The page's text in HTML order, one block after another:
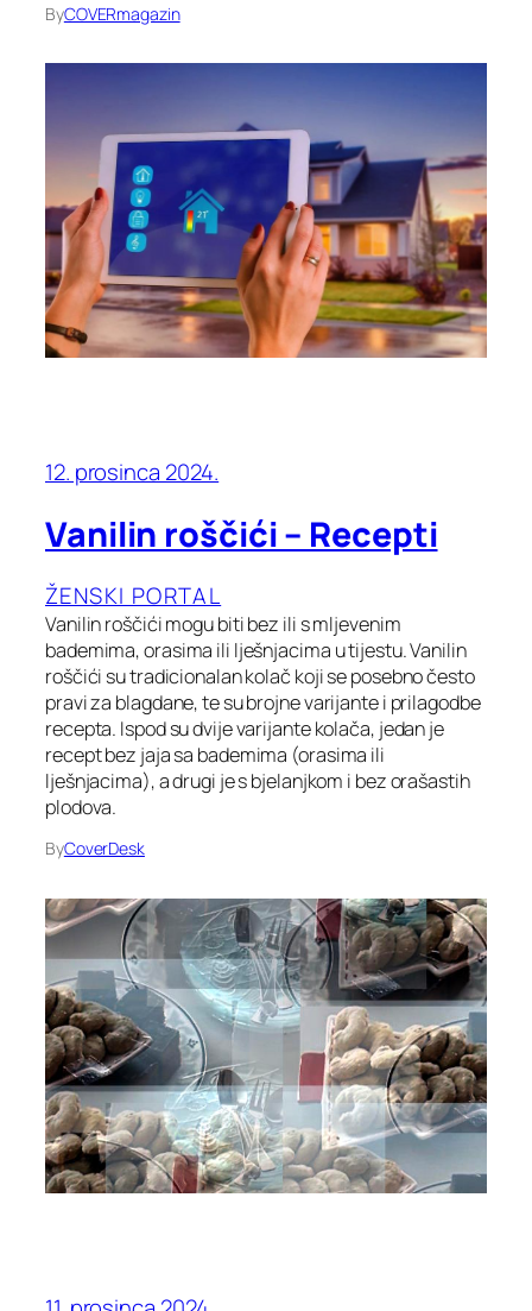
ByCOVERmagazin
12. prosinca 2024.
Vanilin roščići – Recepti
ŽENSKI PORTAL
Vanilin roščići mogu biti bez ili s mljevenim
bademima, orasima ili lješnjacima u tijestu. Vanilin
roščići su tradicionalan kolač koji se posebno često
pravi za blagdane, te su brojne varijante i prilagodbe
recepta. Ispod su dvije varijante kolača, jedan je
recept bez jaja sa bademima (orasima ili
lješnjacima), a drugi je s bjelanjkom i bez orašastih
plodova.
ByCoverDesk